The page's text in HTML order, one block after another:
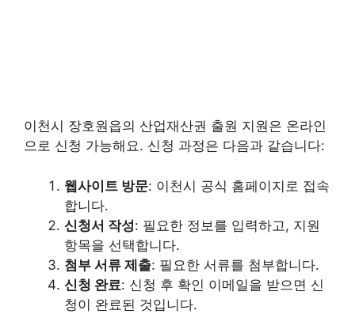
이천시 장호원읍의 산업재산권 출원 지원은 온라인
으로 신청 가능해요. 신청 과정은 다음과 같습니다:
웹사이트 방문: 이천시 공식 홈페이지로 접속
합니다.
신청서 작성: 필요한 정보를 입력하고, 지원
항목을 선택합니다.
첨부 서류 제출: 필요한 서류를 첨부합니다.
신청 완료: 신청 후 확인 이메일을 받으면 신
청이 완료된 것입니다.